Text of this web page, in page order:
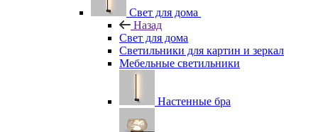
Свет для дома
Назад
Свет для дома
Светильники для картин и зеркал
Мебельные светильники
Настенные бра